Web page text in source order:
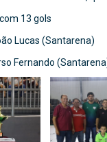
13 gols
Lucas (Santarena)
Fernando